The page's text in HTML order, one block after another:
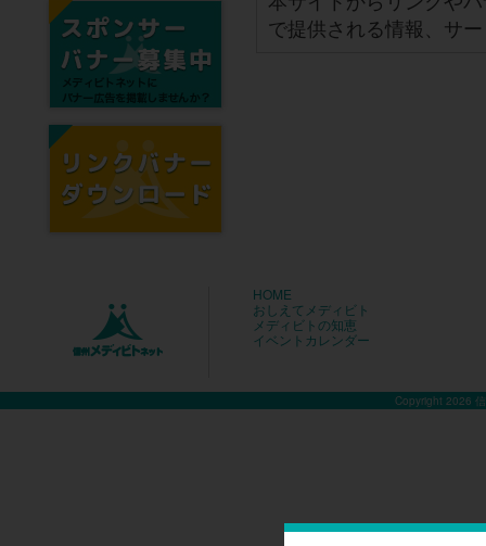
で提供される情報、サ
HOME
おしえてメディビト
メディビトの知恵
イベントカレンダー
Copyright 2026